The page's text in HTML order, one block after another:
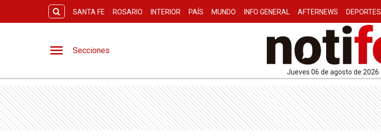
SANTA FE ROSARIO INTERIOR PAÍS MUNDO INFO GENERAL AFTERNEWS DEPORTES
Secciones
jueves 06 de agosto de 2026